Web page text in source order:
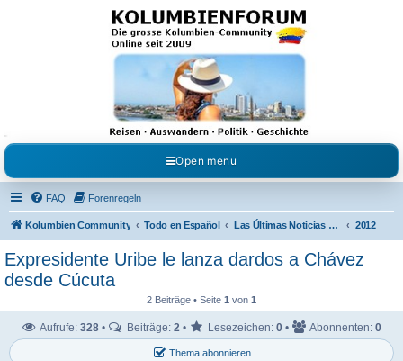
Kolumbienforum - Das
grosse Forum der
Freunde Kolumbiens
Reisen, Auswandern, Kultur, Politik, Geschichte und Visum in Kolumbien und Venezuela.
Austausch, Erfahrungen und Gemeinschaft im Kolumbienforum
Open menu
FAQ Forenregeln
Kolumbien Community Todo en Español Las Últimas Noticias en Español 2012
Expresidente Uribe le lanza dardos a Chávez
desde Cúcuta
2 Beiträge • Seite 1 von 1
Thema abonnieren
Aufrufe: 328 • Beiträge: 2 • Lesezeichen: 0 • Abonnenten: 0